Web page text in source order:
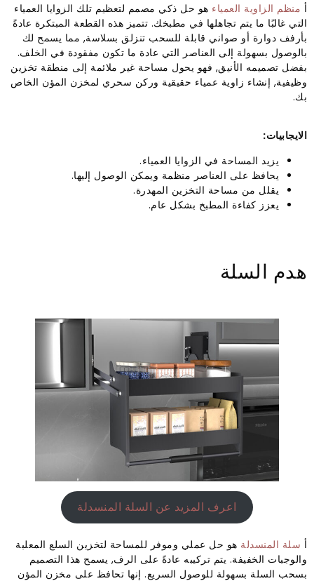
أ منظم الزاوية العمياء هو حل ذكي مصمم لتعظيم تلك الزوايا العمياء
التي غالبًا ما يتم تجاهلها في مطبخك. تتميز هذه القطعة المبتكرة عادةً
بأرفف دوارة أو صواني قابلة للسحب تنزلق بسلاسة, مما يسمح لك
بالوصول بسهولة إلى العناصر التي عادة ما تكون مفقودة في الخلف.
بفضل تصميمه الأنيق, فهو يحول مساحة غير ملائمة إلى منطقة تخزين
وظيفية, إنشاء زاوية عمياء حقيقية وركن سحري لمخزن المؤن الخاص
بك.
الايجابيات:
يزيد المساحة في الزوايا العمياء.
يحافظ على العناصر منظمة ويمكن الوصول إليها.
يقلل من مساحة التخزين المهدرة.
يعزز كفاءة المطبخ بشكل عام.
هدم السلة
اعرف المزيد عن السلة المنسدلة
أ سلة المنسدلة هو حل عملي وموفر للمساحة لتخزين السلع المعلبة
والوجبات الخفيفة. يتم تركيبه عادةً على الرف, يسمح هذا التصميم
بسحب السلة بسهولة للوصول السريع. إنها تحافظ على مخزن المؤن